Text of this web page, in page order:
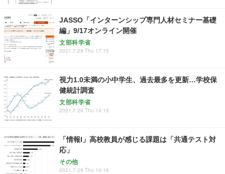
JASSO「インターンシップ専門人材セミナー基礎
編」9/17オンライン開催
文部科学省
2021.7.29 Thu 17:15
視力1.0未満の小中学生、過去最多を更新…学校保
健統計調査
文部科学省
2021.7.29 Thu 14:15
「情報I」高校教員が感じる課題は「共通テスト対
応」
その他
2021.7.29 Thu 10:16